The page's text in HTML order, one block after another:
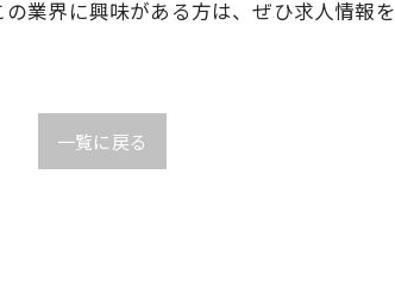
業界に興味がある方は、ぜひ求人情報
一覧に戻る